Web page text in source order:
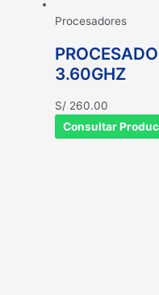
Procesadores
3.60GHZ
S/ 260.00
Consultar